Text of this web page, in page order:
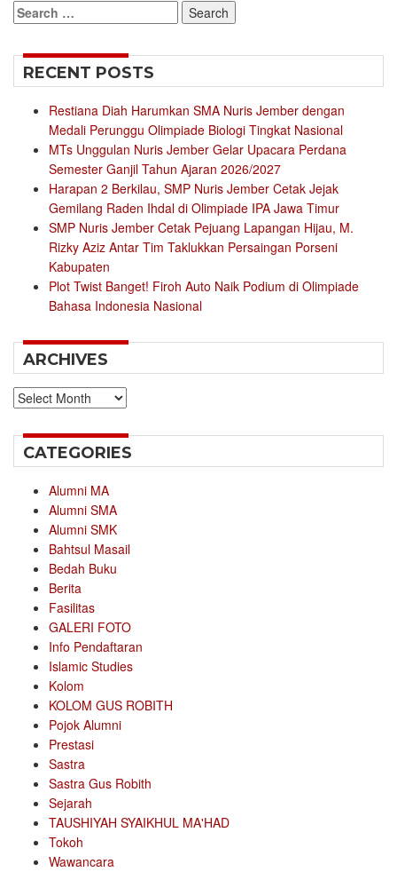
Search
for:
RECENT POSTS
Restiana Diah Harumkan SMA Nuris Jember dengan
Medali Perunggu Olimpiade Biologi Tingkat Nasional
MTs Unggulan Nuris Jember Gelar Upacara Perdana
Semester Ganjil Tahun Ajaran 2026/2027
Harapan 2 Berkilau, SMP Nuris Jember Cetak Jejak
Gemilang Raden Ihdal di Olimpiade IPA Jawa Timur
SMP Nuris Jember Cetak Pejuang Lapangan Hijau, M.
Rizky Aziz Antar Tim Taklukkan Persaingan Porseni
Kabupaten
Plot Twist Banget! Firoh Auto Naik Podium di Olimpiade
Bahasa Indonesia Nasional
ARCHIVES
Archives
CATEGORIES
Alumni MA
Alumni SMA
Alumni SMK
Bahtsul Masail
Bedah Buku
Berita
Fasilitas
GALERI FOTO
Info Pendaftaran
Islamic Studies
Kolom
KOLOM GUS ROBITH
Pojok Alumni
Prestasi
Sastra
Sastra Gus Robith
Sejarah
TAUSHIYAH SYAIKHUL MA'HAD
Tokoh
Wawancara